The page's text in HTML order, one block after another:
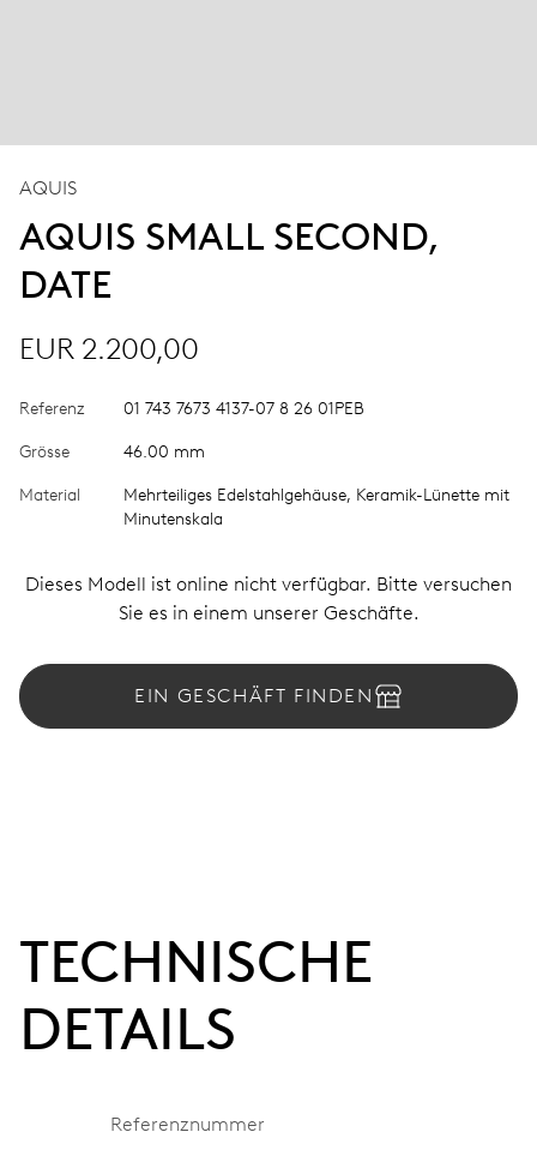
AQUIS
AQUIS SMALL SECOND,
DATE
EUR 2.200,00
Referenz 01 743 7673 4137-07 8 26 01PEB
Grösse 46.00 mm
Material
Mehrteiliges Edelstahlgehäuse, Keramik-Lünette mit
Minutenskala
Dieses Modell ist online nicht verfügbar. Bitte versuchen
Sie es in einem unserer Geschäfte.
EIN GESCHÄFT FINDEN
TECHNISCHE
DETAILS
Referenznummer